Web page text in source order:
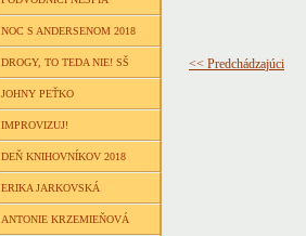
NOC S ANDERSENOM 2018
DROGY, TO TEDA NIE! SŠ
JOHNY PEŤKO
IMPROVIZUJ!
DEŇ KNIHOVNÍKOV 2018
ERIKA JARKOVSKÁ
ANTONIE KRZEMIEŇOVÁ
<< Predchádzajúci